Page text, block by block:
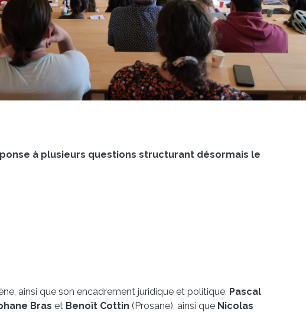
à plusieurs questions structurant désormais le
ainsi que son encadrement juridique et politique. Pascal
Bras et Benoît Cottin (Prosane), ainsi que Nicolas